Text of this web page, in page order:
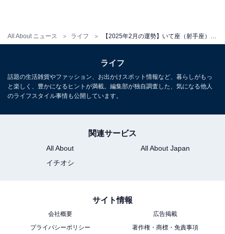
All About ニュース ライフ
章月綾乃の12星座占い
ライフ
話題の生活雑貨やファッション、お出かけスポット情報など、暮らしがもっ
と楽しく、豊かになるヒントが満載。編集部が独自調査した、気になる他人
のライフスタイル事情も公開しています。
関連サービス
All About
All About Japan
イチオシ
サイト情報
会社概要
広告掲載
プライバシーポリシー
著作権・商標・免責事項